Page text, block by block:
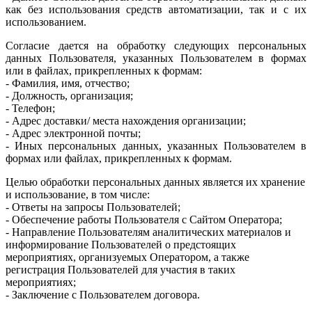
как без использования средств автоматизации, так и с их
использованием.
Согласие дается на обработку следующих персональных
данных Пользователя, указанных Пользователем в формах
или в файлах, прикрепленных к формам:
- Фамилия, имя, отчество;
- Должность, организация;
- Телефон;
- Адрес доставки/ места нахождения организации;
- Адрес электронной почты;
- Иных персональных данных, указанных Пользователем в
формах или файлах, прикрепленных к формам.
Целью обработки персональных данных является их хранение
и использование, в том числе:
- Ответы на запросы Пользователей;
- Обеспечение работы Пользователя с Сайтом Оператора;
- Направление Пользователям аналитических материалов и
информирование Пользователей о предстоящих
мероприятиях, организуемых Оператором, а также
регистрация Пользователей для участия в таких
мероприятиях;
- Заключение с Пользователем договора.